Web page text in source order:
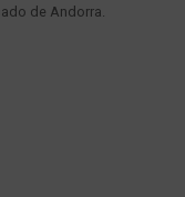
de Andorra.